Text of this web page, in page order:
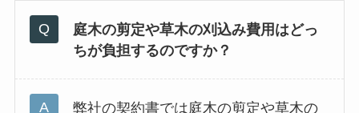
庭木の剪定や草木の刈込み費用はどっ
ちが負担するのですか？
弊社の契約書では庭木の剪定や草木の